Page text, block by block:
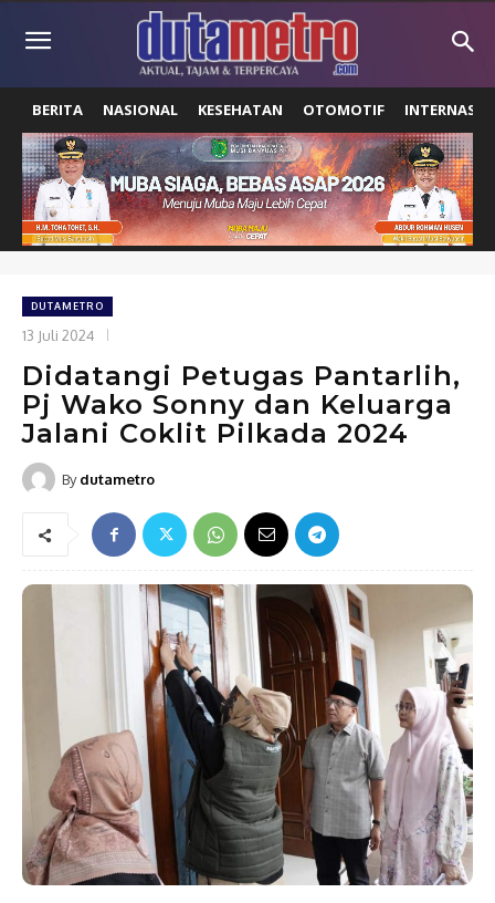
BERITA NASIONAL KESEHATAN OTOMOTIF
DUTAMETRO
13 Juli 2024
Didatangi Petugas Pantarlih,
Pj Wako Sonny dan Keluarga
Jalani Coklit Pilkada 2024
By dutametro